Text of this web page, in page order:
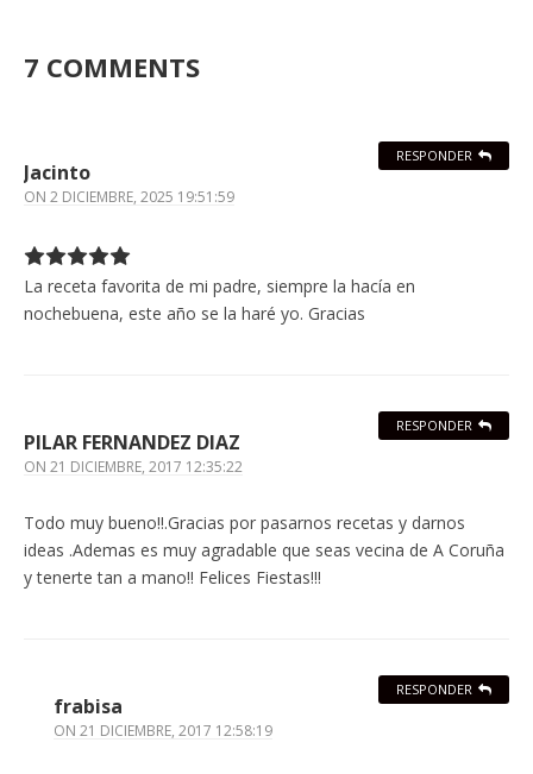
7 COMMENTS
Jacinto
ON 2 DICIEMBRE, 2025 19:51:59
La receta favorita de mi padre, siempre la hacía en
nochebuena, este año se la haré yo. Gracias
RESPONDER
PILAR FERNANDEZ DIAZ
ON 21 DICIEMBRE, 2017 12:35:22
Todo muy bueno!!.Gracias por pasarnos recetas y darnos
ideas .Ademas es muy agradable que seas vecina de A Coruña
y tenerte tan a mano!! Felices Fiestas!!!
RESPONDER
frabisa
ON 21 DICIEMBRE, 2017 12:58:19
RESPONDER